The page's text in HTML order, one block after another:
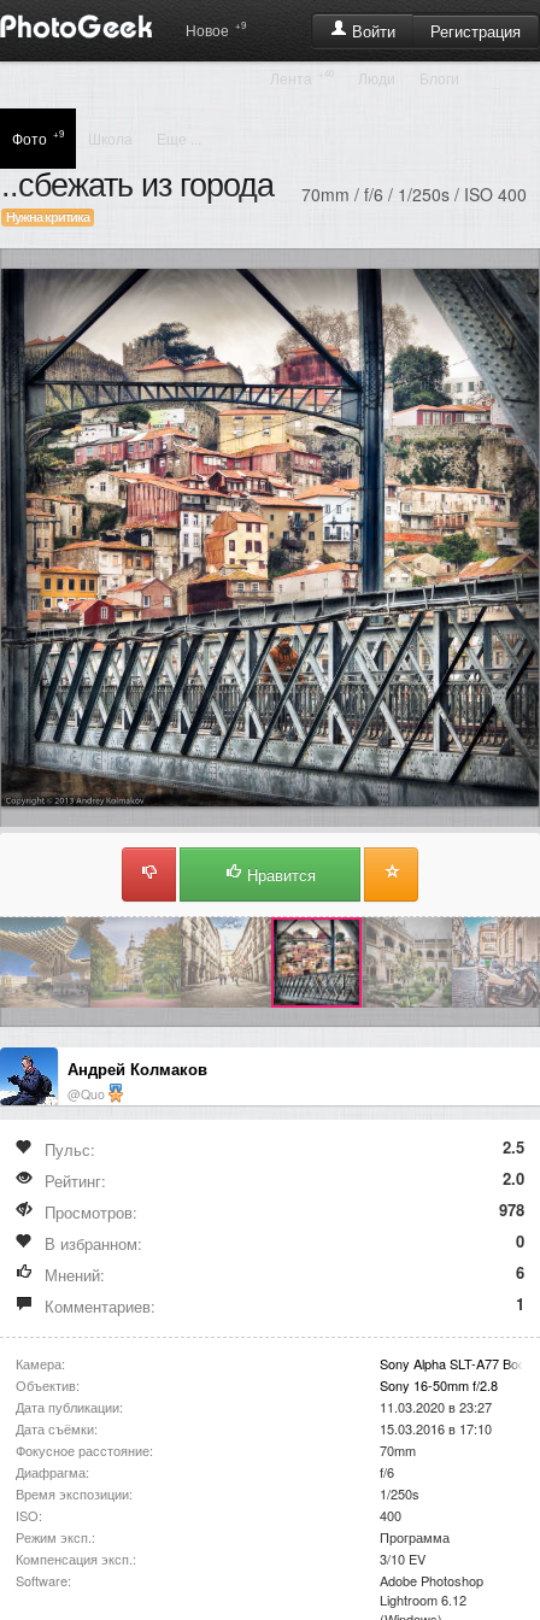
Войти Регистрация
Новое +9
Лента +40 Люди Блоги
Фото +9 Школа Еще ...
..сбежать из города
Нужна критика
70mm / f/6 / 1/250s / ISO 400
Нравится
Андрей Колмаков
@Quo
Пульс:
2.5
Рейтинг:
2.0
Просмотров:
978
В избранном:
0
Мнений:
6
Комментариев:
1
Камера:
Sony Alpha SLT-A77 Body
Объектив:
Sony 16-50mm f/2.8
Дата публикации:
11.03.2020 в 23:27
Дата съёмки:
15.03.2016 в 17:10
Фокусное расстояние:
70mm
Диафрагма:
f/6
Время экспозиции:
1/250s
ISO:
400
Режим эксп.:
Программа
Компенсация эксп.:
3/10 EV
Software:
Adobe Photoshop
Lightroom 6.12